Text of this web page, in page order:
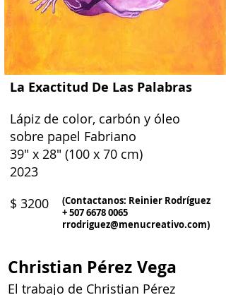
La Exactitud De Las Palabras
Lápiz de color, carbón y óleo
sobre papel Fabriano
39" x 28" (100 x 70 cm)
2023
$ 3200
(Contactanos: Reinier Rodríguez
+507 6678 0065
rrodriguez@menucreativo.com)
Christian Pérez Vega
El trabajo de Christian Pérez